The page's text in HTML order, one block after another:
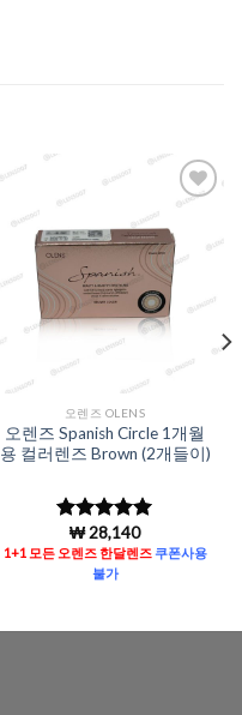
Wishlist
오렌즈 OLENS
오렌즈 Spanish Circle 1개월
용 컬러렌즈 Brown (2개들이)
5 중에서
로 평가됨
₩28,140
1+1 모든 오렌즈 한달렌즈쿠폰사용
불가